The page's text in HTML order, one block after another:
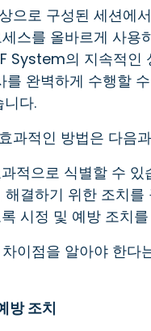
으로 구성된 세션에
스를 올바르게 사용
System의 지속적인
를 완벽하게 수행할
다.
과적인 방법은 다음
적으로 식별할 수 있
결하기 위한 조치를
시정 및 예방 조치
이점을 알아야 한다
방 조치